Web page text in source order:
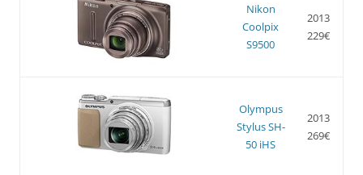
Nikon
Coolpix
S9500
2013
229€
Olympus
Stylus SH-
50 iHS
2013
269€